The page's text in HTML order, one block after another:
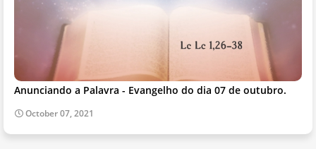
Anunciando a Palavra - Evangelho do dia 07 de outubro.
October 07, 2021